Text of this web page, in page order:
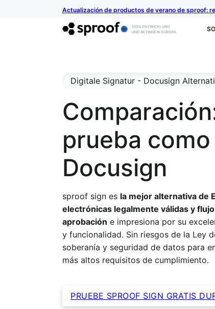
Actualización de productos de verano de sproof:
prueba
Docusign
Digitale Signatur - Docusign
sproof sign es la mejor alternativa de
electrónicas legalmente válidas y
aprobación e impresiona por su
y funcionalidad. Sin riesgos de la Ley
soberanía y seguridad de datos para
más altos requisitos de cumplimiento.
PRUEBE SPROOF SIGN GRATIS